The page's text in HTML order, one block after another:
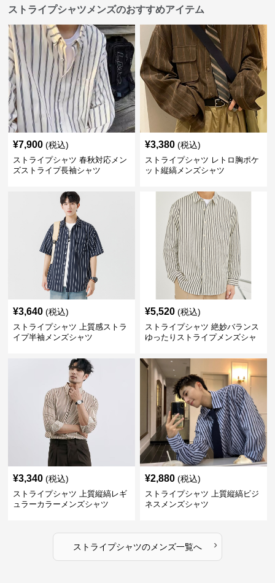
ストライプシャツメンズのおすすめアイテム
¥7,900 (税込)
ストライプシャツ 春秋対応メン
ズストライプ長袖シャツ
¥3,380 (税込)
ストライプシャツ レトロ胸ポケ
ット縦縞メンズシャツ
¥3,640 (税込)
ストライプシャツ 上質感ストラ
イプ半袖メンズシャツ
¥5,520 (税込)
ストライプシャツ 絶妙バランス
ゆったりストライプメンズシャ
¥3,340 (税込)
ストライプシャツ 上質縦縞レギ
ュラーカラーメンズシャツ
¥2,880 (税込)
ストライプシャツ 上質縦縞ビジ
ネスメンズシャツ
ストライプシャツのメンズ一覧へ ›